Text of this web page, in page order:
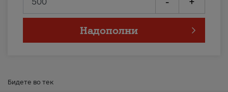
Надополни
Бидете во тек